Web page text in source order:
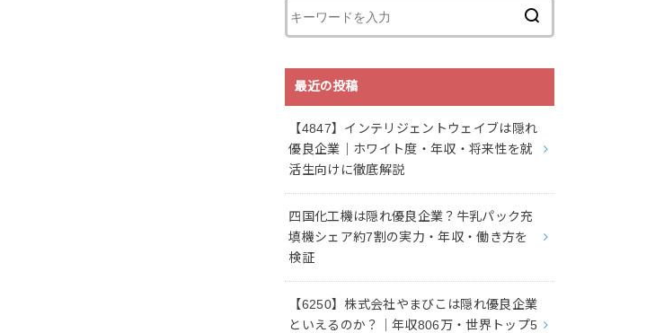
最近の投稿
【4847】インテリジェントウェイブは隠れ
優良企業｜ホワイト度・年収・将来性を就
活生向けに徹底解説
四国化工機は隠れ優良企業？牛乳パック充
填機シェア約7割の実力・年収・働き方を
検証
【6250】株式会社やまびこは隠れ優良企業
といえるのか？｜年収806万・世界トップ5